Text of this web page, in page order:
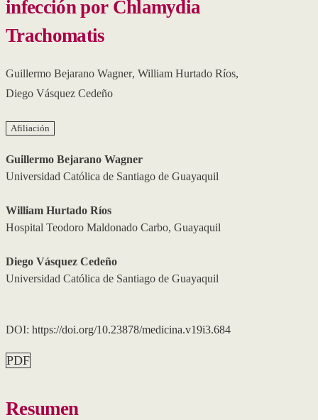
infección por Chlamydia
Trachomatis
Guillermo Bejarano Wagner, William Hurtado Ríos,
Diego Vásquez Cedeño
Afiliación
Guillermo Bejarano Wagner
Universidad Católica de Santiago de Guayaquil
William Hurtado Ríos
Hospital Teodoro Maldonado Carbo, Guayaquil
Diego Vásquez Cedeño
Universidad Católica de Santiago de Guayaquil
DOI: https://doi.org/10.23878/medicina.v19i3.684
PDF
Resumen